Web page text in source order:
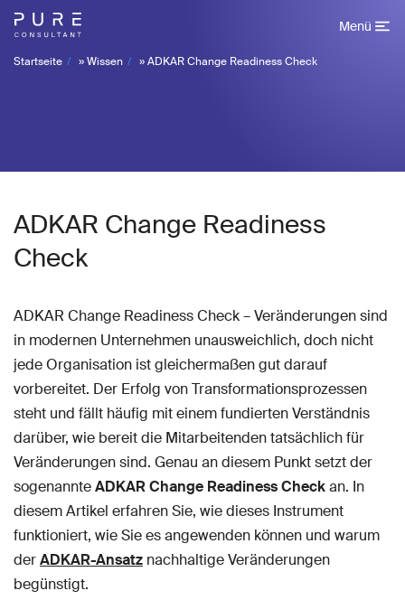
Menü
Startseite »Wissen »ADKAR Change Readiness Check
ADKAR Change Readiness
Check
ADKAR Change Readiness Check – Veränderungen sind
in modernen Unternehmen unausweichlich, doch nicht
jede Organisation ist gleichermaßen gut darauf
vorbereitet. Der Erfolg von Transformationsprozessen
steht und fällt häufig mit einem fundierten Verständnis
darüber, wie bereit die Mitarbeitenden tatsächlich für
Veränderungen sind. Genau an diesem Punkt setzt der
sogenannteADKAR Change Readiness Checkan. In
diesem Artikel erfahren Sie, wie dieses Instrument
funktioniert, wie Sie es angewenden können und warum
derADKAR-Ansatz nachhaltige Veränderungen
begünstigt.